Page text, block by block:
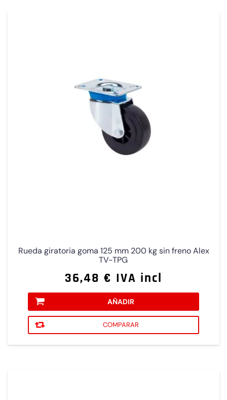
Rueda giratoria goma 125 mm 200 kg sin freno Alex
TV-TPG
36,48 € IVA incl
AÑADIR
COMPARAR